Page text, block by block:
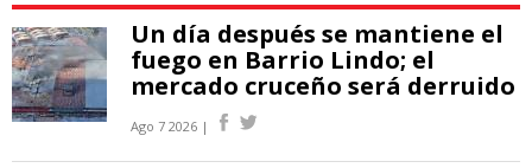
Un día después se mantiene el
fuego en Barrio Lindo; el
mercado cruceño será derruido
Ago 7 2026 |